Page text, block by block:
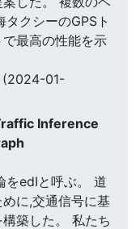
クシーのGPSト
最高の性能を示
(2024-01-
Inference
をedIと呼ぶ。 道
に,交通信号に基
築した。 私たち